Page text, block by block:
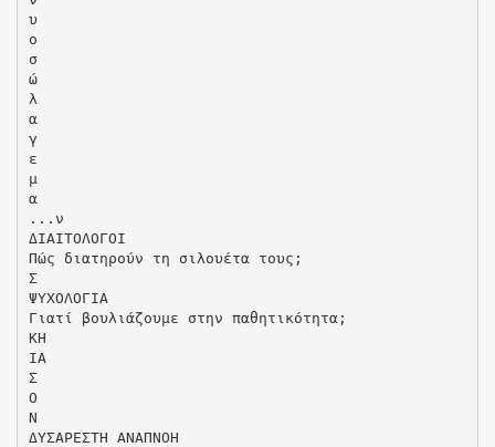
υ
ο
σ
ώ
λ
α
γ
ε
µ
α
...ν
ΔΙΑΙΤΟΛΟΓΟΙ
Πώς διατηρούν τη σιλουέτα τους;
Σ
ΨΥΧΟΛΟΓΙΑ
Γιατί βουλιάζουµε στην παθητικότητα;
ΚΗ
ΙΑ
Σ
Ο
Ν
ΔΥΣΑΡΕΣΤΗ ΑΝΑΠΝΟΗ